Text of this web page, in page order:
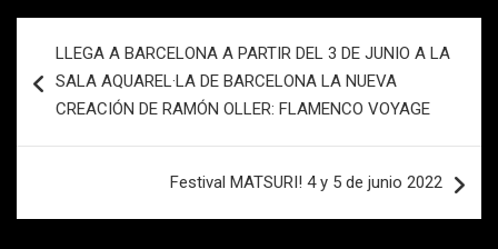
de
entradas
LLEGA A BARCELONA A PARTIR DEL 3 DE JUNIO A LA
SALA AQUAREL·LA DE BARCELONA LA NUEVA
CREACIÓN DE RAMÓN OLLER: FLAMENCO VOYAGE
Festival MATSURI! 4 y 5 de junio 2022